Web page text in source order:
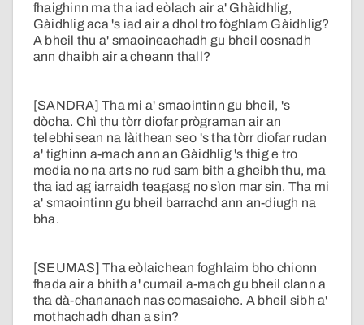
fhaighinn ma tha iad eòlach air a' Ghàidhlig,
Gàidhlig aca 's iad air a dhol tro fòghlam Gàidhlig?
A bheil thu a' smaoineachadh gu bheil cosnadh
ann dhaibh air a cheann thall?
[SANDRA] Tha mi a' smaointinn gu bheil, 's
dòcha. Chì thu tòrr diofar prògraman air an
telebhisean na làithean seo 's tha tòrr diofar rudan
a' tighinn a-mach ann an Gàidhlig 's thig e tro
media no na arts no rud sam bith a gheibh thu, ma
tha iad ag iarraidh teagasg no sìon mar sin. Tha mi
a' smaointinn gu bheil barrachd ann an-diugh na
bha.
[SEUMAS] Tha eòlaichean foghlaim bho chionn
fhada air a bhith a' cumail a-mach gu bheil clann a
tha dà-chananach nas comasaiche. A bheil sibh a'
mothachadh dhan a sin?